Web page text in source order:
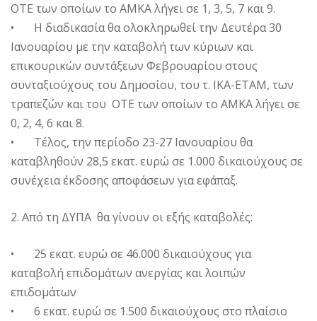
ΟΤΕ των οποίων το ΑΜΚΑ λήγει σε 1, 3, 5, 7 και 9.
• Η διαδικασία θα ολοκληρωθεί την Δευτέρα 30
Ιανουαρίου με την καταβολή των κύριων και
επικουρικών συντάξεων Φεβρουαρίου στους
συνταξιούχους του Δημοσίου, του τ. ΙΚΑ-ΕΤΑΜ, των
τραπεζών και του ΟΤΕ των οποίων το ΑΜΚΑ λήγει σε
0, 2, 4, 6 και 8.
• Τέλος, την περίοδο 23-27 Ιανουαρίου θα
καταβληθούν 28,5 εκατ. ευρώ σε 1.000 δικαιούχους σε
συνέχεια έκδοσης αποφάσεων για εφάπαξ.
2. Από τη ΔΥΠΑ θα γίνουν οι εξής καταβολές:
• 25 εκατ. ευρώ σε 46.000 δικαιούχους για
καταβολή επιδομάτων ανεργίας και λοιπών
επιδομάτων
• 6 εκατ. ευρώ σε 1.500 δικαιούχους στο πλαίσιο